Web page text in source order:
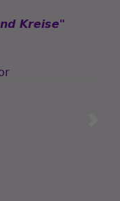
Kreise"